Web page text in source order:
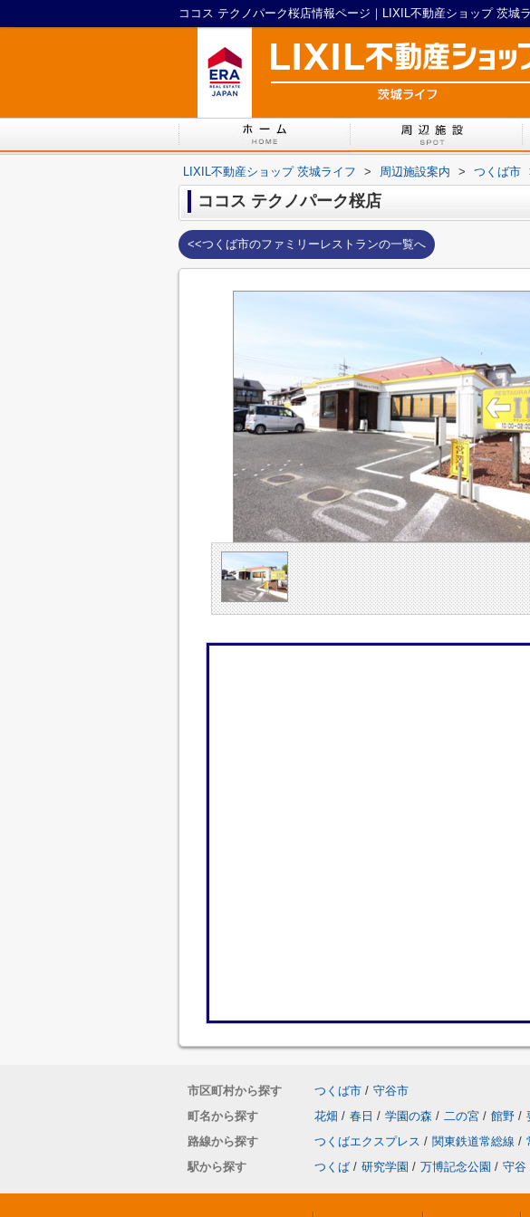
ココス テクノパーク桜店情報ページ｜LIXIL不動産ショップ 茨城
LIXIL不動産ショップ 茨城ライフ > 周辺施設案内 > つくば市
ココス テクノパーク桜店
<<つくば市のファミリーレストランの一覧へ
市区町村から探す つくば市 / 守谷市
町名から探す
花畑 / 春日 / 学園の森 / 二の宮 / 館野 /
路線から探す
つくばエクスプレス / 関東鉄道常総線 /
駅から探す
つくば / 研究学園 / 万博記念公園 / 守谷